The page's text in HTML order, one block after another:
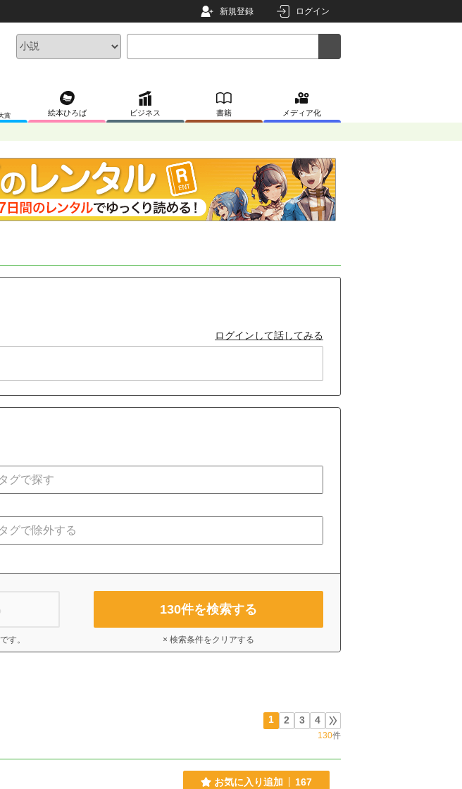
新規登録 ログイン
賞
絵本ひろば ビジネス 書籍 メディア化
ログインして話してみる
す。
130件を検索する
× 検索条件をクリアする
1 2 3 4
130件
お気に入り追加 167